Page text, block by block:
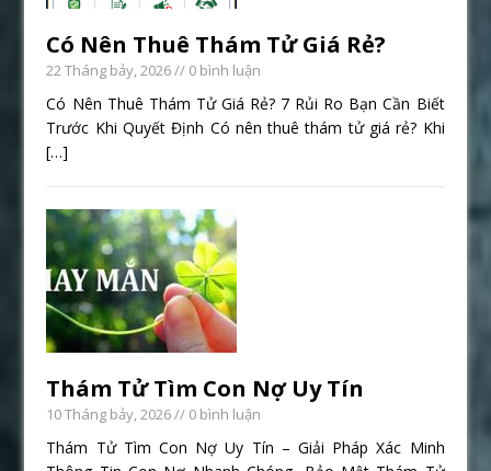
Có Nên Thuê Thám Tử Giá Rẻ?
22 Tháng bảy, 2026// 0 bình luận
Có Nên Thuê Thám Tử Giá Rẻ? 7 Rủi Ro Bạn Cần Biết
Trước Khi Quyết Định Có nên thuê thám tử giá rẻ? Khi
[…]
Thám Tử Tìm Con Nợ Uy Tín
10 Tháng bảy, 2026// 0 bình luận
Thám Tử Tìm Con Nợ Uy Tín – Giải Pháp Xác Minh